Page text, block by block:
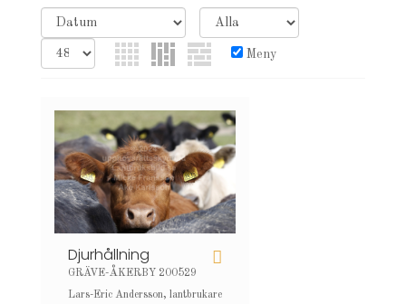
Meny
Djurhållning
GRÄVE-ÅKERBY 200529
Lars-Eric Andersson, lantbrukare